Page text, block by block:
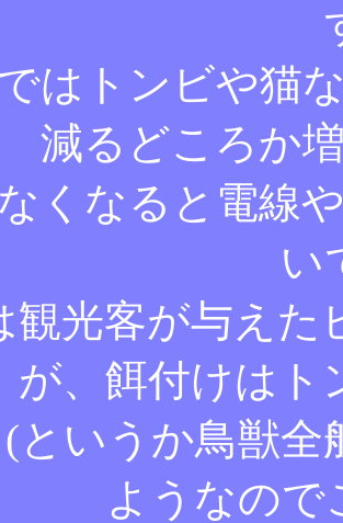
はトンビや猫
減るどころか
くなると電線
い
観光客が与え
が、餌付けはト
(というか鳥獣
ようなので